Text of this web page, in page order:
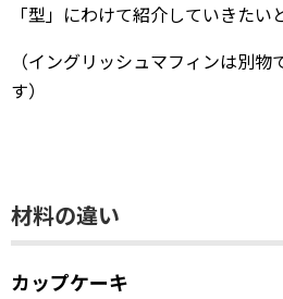
「型」にわけて紹介していきたい
（イングリッシュマフィンは別
す）
材料の違い
カップケーキ